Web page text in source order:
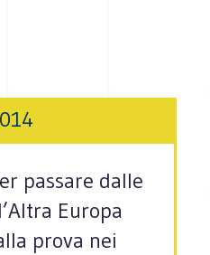
passare dalle
Europa
prova nei